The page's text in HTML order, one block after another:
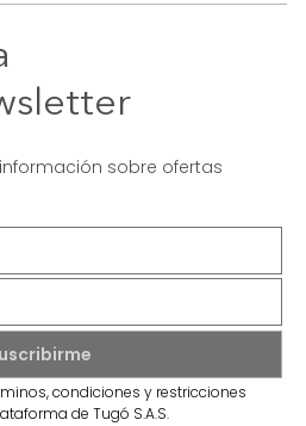
sobre ofertas
condiciones y restricciones
de Tugó S.A.S.